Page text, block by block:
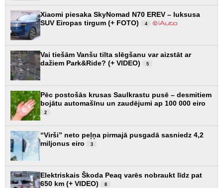
Xiaomi piesaka SkyNomad N70 EREV – luksusa
SUV Eiropas tirgum (+ FOTO)
4
Vai tiešām Vanšu tilta slēgšanu var aizstāt ar
dažiem Park&Ride? (+ VIDEO)
5
Pēc postošās krusas Saulkrastu pusē – desmitiem
bojātu automašīnu un zaudējumi ap 100 000 eiro
2
“Virši” neto peļņa pirmajā pusgadā sasniedz 4,2
miljonus eiro
3
Elektriskais Škoda Peaq varēs nobraukt līdz pat
650 km (+ VIDEO)
8